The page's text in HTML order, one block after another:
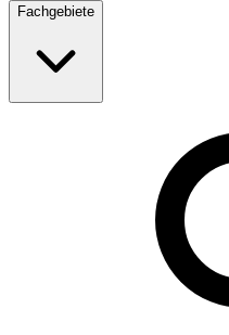
Fachgebiete